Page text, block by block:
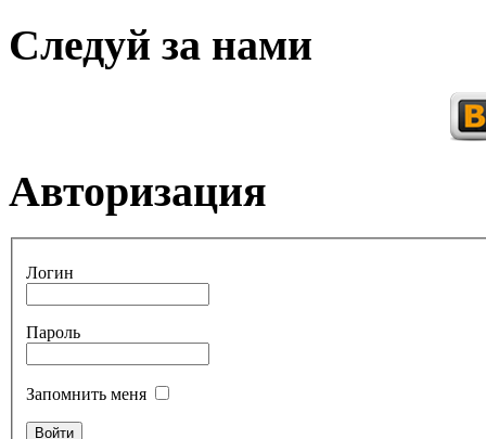
Следуй за нами
Авторизация
Логин
Пароль
Запомнить меня